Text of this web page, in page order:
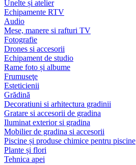
Unelte și atelier
Echipamente RTV
Audio
Mese, manere si rafturi TV
Fotografie
Drones si accesorii
Echipament de studio
Rame foto și albume
Frumuseţe
Esteticienii
Grădină
Decoratiuni si arhitectura gradinii
Gratare si accesorii de gradina
Iluminat exterior si gradina
Mobilier de gradina si accesorii
Piscine și produse chimice pentru piscine
Plante și flori
Tehnica apei